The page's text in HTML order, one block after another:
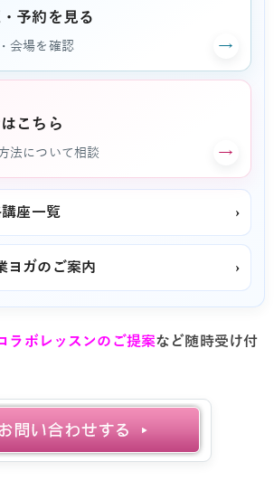
予約を見る
会場を確認 →
こちら
法について相談 →
座一覧 ›
ヨガのご案内 ›
ラボレッスンのご提案など随時受け付